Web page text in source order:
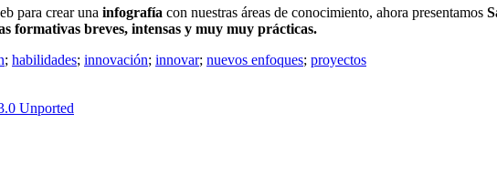
para crear una infografía con nuestras áreas de conocimiento, ahora presentamos
formativas breves, intensas y muy muy prácticas.
; habilidades; innovación; innovar; nuevos enfoques; proyectos
Unported